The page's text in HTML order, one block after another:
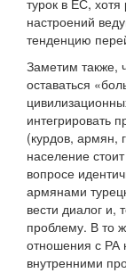
турок в ЕС,
настроений
тенденцию
Заметим также,
оставаться
интегрировать
(курдов, армян,
население
вопросе
армянами
вести диалог и,
проблему. В то
отношения с РА
внутренними